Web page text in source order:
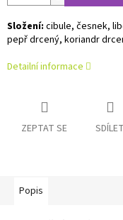
Složení: cibule, česnek,
pepř drcený, koriandr
Detailní informace
ZEPTAT SE SDÍLET
Popis